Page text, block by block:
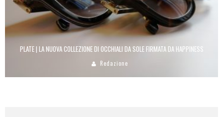
PLATE | LA NUOVA COLLEZIONE DI OCCHIALI DA SOLE FIRMATA DA HAPPINESS
Redazione